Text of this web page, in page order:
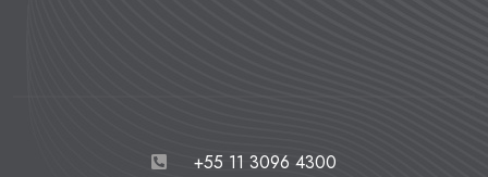
+55 11 3096 4300